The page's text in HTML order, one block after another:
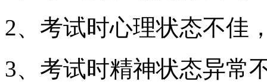
2、考试时心理状态不佳
3、考试时精神状态异常